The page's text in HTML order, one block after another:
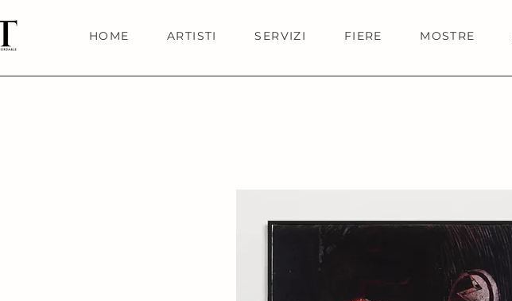
HOME ARTISTI SERVIZI FIERE MOSTRE